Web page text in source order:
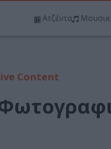
Ατζέντα
Content